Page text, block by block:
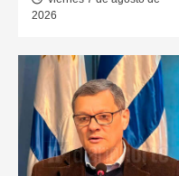
2026